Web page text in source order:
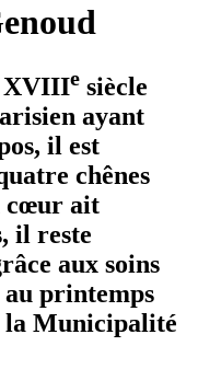
XVIIIe siècle
ayant
il est
chênes
cœur ait
il reste
aux soins
au printemps
la Municipalité